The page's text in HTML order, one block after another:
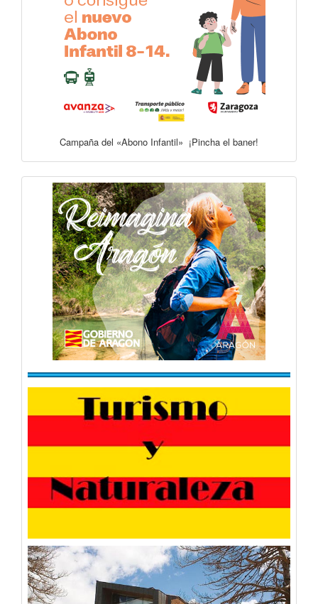
Campaña del «Abono Infantil» ¡Pincha el baner!